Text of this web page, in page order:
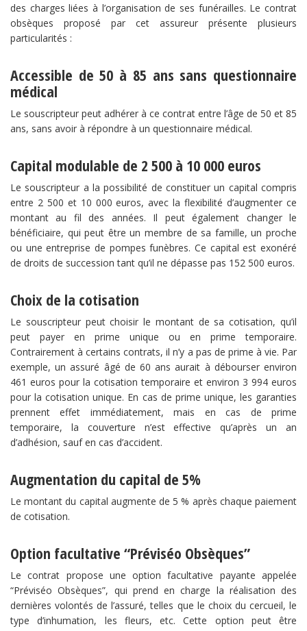
des charges liées à l’organisation de ses funérailles. Le contrat
obsèques proposé par cet assureur présente plusieurs
particularités :
Accessible de 50 à 85 ans sans questionnaire
médical
Le souscripteur peut adhérer à ce contrat entre l’âge de 50 et 85
ans, sans avoir à répondre à un questionnaire médical.
Capital modulable de 2 500 à 10 000 euros
Le souscripteur a la possibilité de constituer un capital compris
entre 2 500 et 10 000 euros, avec la flexibilité d’augmenter ce
montant au fil des années. Il peut également changer le
bénéficiaire, qui peut être un membre de sa famille, un proche
ou une entreprise de pompes funèbres. Ce capital est exonéré
de droits de succession tant qu’il ne dépasse pas 152 500 euros.
Choix de la cotisation
Le souscripteur peut choisir le montant de sa cotisation, qu’il
peut payer en prime unique ou en prime temporaire.
Contrairement à certains contrats, il n’y a pas de prime à vie. Par
exemple, un assuré âgé de 60 ans aurait à débourser environ
461 euros pour la cotisation temporaire et environ 3 994 euros
pour la cotisation unique. En cas de prime unique, les garanties
prennent effet immédiatement, mais en cas de prime
temporaire, la couverture n’est effective qu’après un an
d’adhésion, sauf en cas d’accident.
Augmentation du capital de 5%
Le montant du capital augmente de 5 % après chaque paiement
de cotisation.
Option facultative “Préviséo Obsèques”
Le contrat propose une option facultative payante appelée
“Préviséo Obsèques”, qui prend en charge la réalisation des
dernières volontés de l’assuré, telles que le choix du cercueil, le
type d’inhumation, les fleurs, etc. Cette option peut être